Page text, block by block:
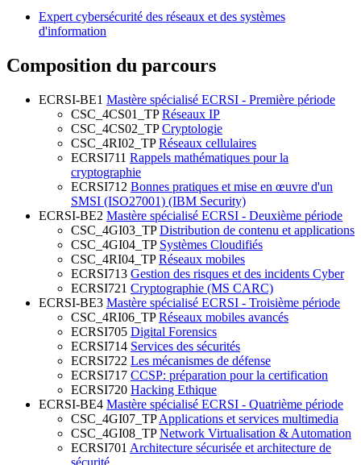
Expert cybersécurité des réseaux et des systèmes
d'information
Composition du parcours
ECRSI-BE1 Mastère spécialisé ECRSI - Première période
CSC_4CS01_TP Réseaux IP
CSC_4CS02_TP Cryptologie
CSC_4RI02_TP Réseaux cellulaires
ECRSI711 Rappels mathématiques pour la
cryptographie
ECRSI712 Bonnes pratiques et mise en œuvre d'un
SMSI (ISO27001) (IBM Security)
ECRSI-BE2 Mastère spécialisé ECRSI - Deuxième période
CSC_4GI03_TP Distribution de contenu et applications
CSC_4GI04_TP Systèmes Cloudifiés
CSC_4RI04_TP Réseaux mobiles
ECRSI713 Gestion des risques et des incidents Cyber
ECRSI721 Cryptographie (MS CARC)
ECRSI-BE3 Mastère spécialisé ECRSI - Troisième période
CSC_4RI06_TP Réseaux mobiles avancés
ECRSI705 Digital Forensics
ECRSI714 Services des sécurités
ECRSI722 Les mécanismes de défense
ECRSI717 CCSP: préparation pour la certification
ECRSI720 Hacking Ethique
ECRSI-BE4 Mastère spécialisé ECRSI - Quatrième période
CSC_4GI07_TP Applications et services multimedia
CSC_4GI08_TP Network Virtualisation & Automation
ECRSI701 Architecture sécurisée et architecture de
sécurité